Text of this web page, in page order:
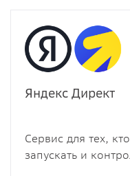
Яндекс Директ
Сервис для тех,
запускать и